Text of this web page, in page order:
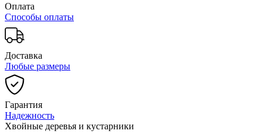
Оплата
Способы оплаты
Доставка
Любые размеры
Гарантия
Надежность
Хвойные деревья и кустарники